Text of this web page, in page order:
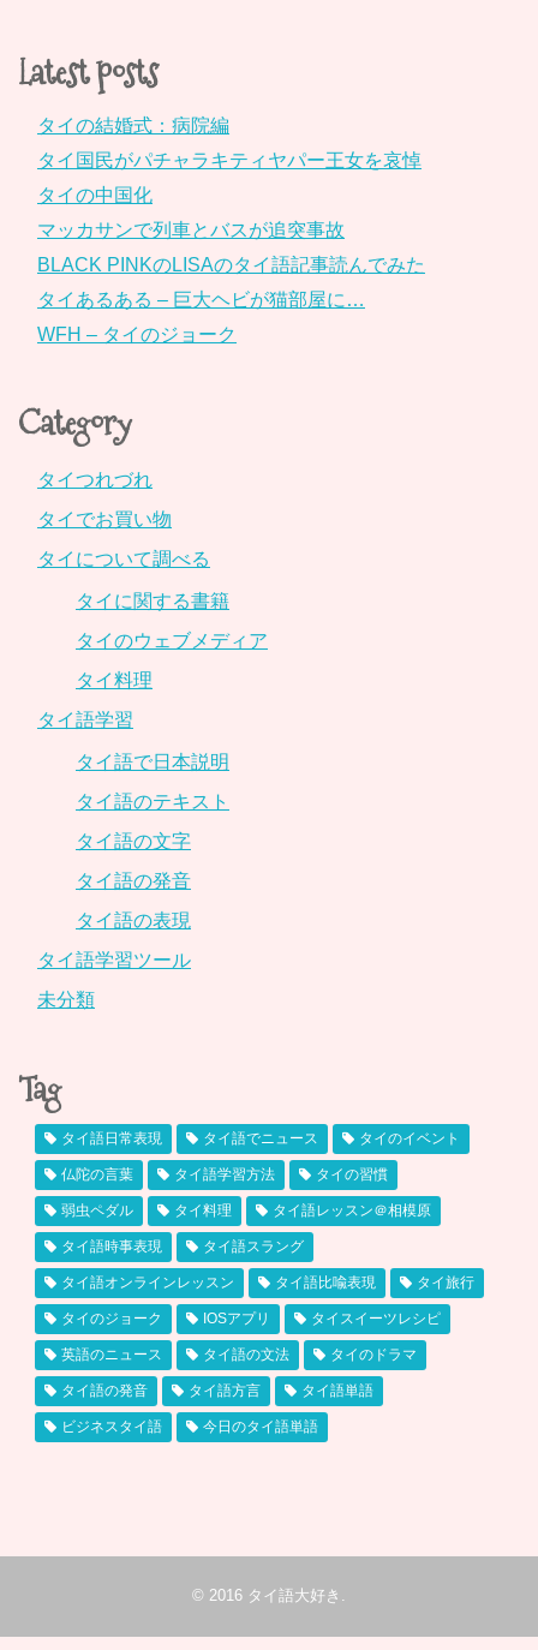
Latest posts
タイの結婚式：病院編
タイ国民がパチャラキティヤパー王女を哀悼
タイの中国化
マッカサンで列車とバスが追突事故
BLACK PINKのLISAのタイ語記事読んでみた
タイあるある – 巨大ヘビが猫部屋に…
WFH – タイのジョーク
Category
タイつれづれ
タイでお買い物
タイについて調べる
タイに関する書籍
タイのウェブメディア
タイ料理
タイ語学習
タイ語で日本説明
タイ語のテキスト
タイ語の文字
タイ語の発音
タイ語の表現
タイ語学習ツール
未分類
Tag
タイ語日常表現 タイ語でニュース タイのイベント
仏陀の言葉 タイ語学習方法 タイの習慣
弱虫ペダル タイ料理 タイ語レッスン＠相模原
タイ語時事表現 タイ語スラング
タイ語オンラインレッスン タイ語比喩表現 タイ旅行
タイのジョーク IOSアプリ タイスイーツレシピ
英語のニュース タイ語の文法 タイのドラマ
タイ語の発音 タイ語方言 タイ語単語
ビジネスタイ語 今日のタイ語単語
© 2016 タイ語大好き